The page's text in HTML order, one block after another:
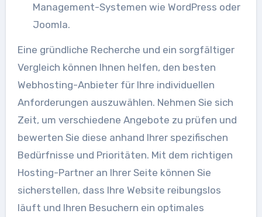
Management-Systemen wie WordPress oder
Joomla.
Eine gründliche Recherche und ein sorgfältiger
Vergleich können Ihnen helfen, den besten
Webhosting-Anbieter für Ihre individuellen
Anforderungen auszuwählen. Nehmen Sie sich
Zeit, um verschiedene Angebote zu prüfen und
bewerten Sie diese anhand Ihrer spezifischen
Bedürfnisse und Prioritäten. Mit dem richtigen
Hosting-Partner an Ihrer Seite können Sie
sicherstellen, dass Ihre Website reibungslos
läuft und Ihren Besuchern ein optimales